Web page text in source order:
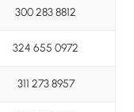
300 283 8812
324 655 0972
311 273 8957